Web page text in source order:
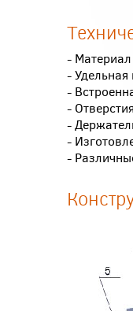
-
-
-
-
-
-
-